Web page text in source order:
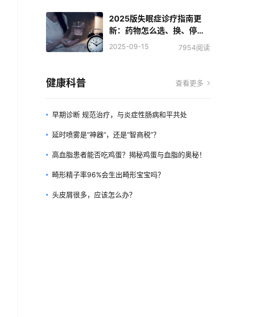
2025版失眠症诊疗指南更
新：药物怎么选、换、停？
关键策略看这里
2025-09-15 7954阅读
健康科普 查看更多
早期诊断 规范治疗，与炎症性肠病和平共处
延时喷雾是“神器”，还是“智商税”？
高血脂患者能否吃鸡蛋？揭秘鸡蛋与血脂的奥秘！
畸形精子率96%会生出畸形宝宝吗？
头皮屑很多，应该怎么办？